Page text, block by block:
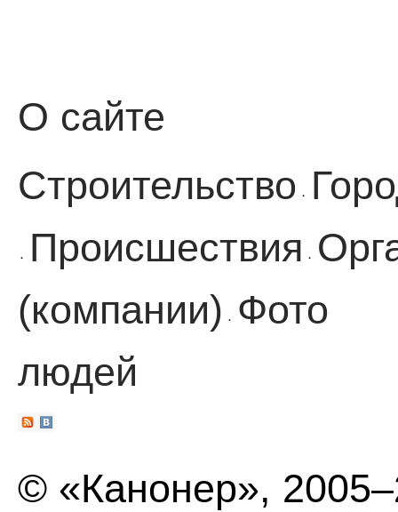
О сайте
Строительство ·
· Происшествия ·
(компании)
·
Фото
людей
© «Канонер»,